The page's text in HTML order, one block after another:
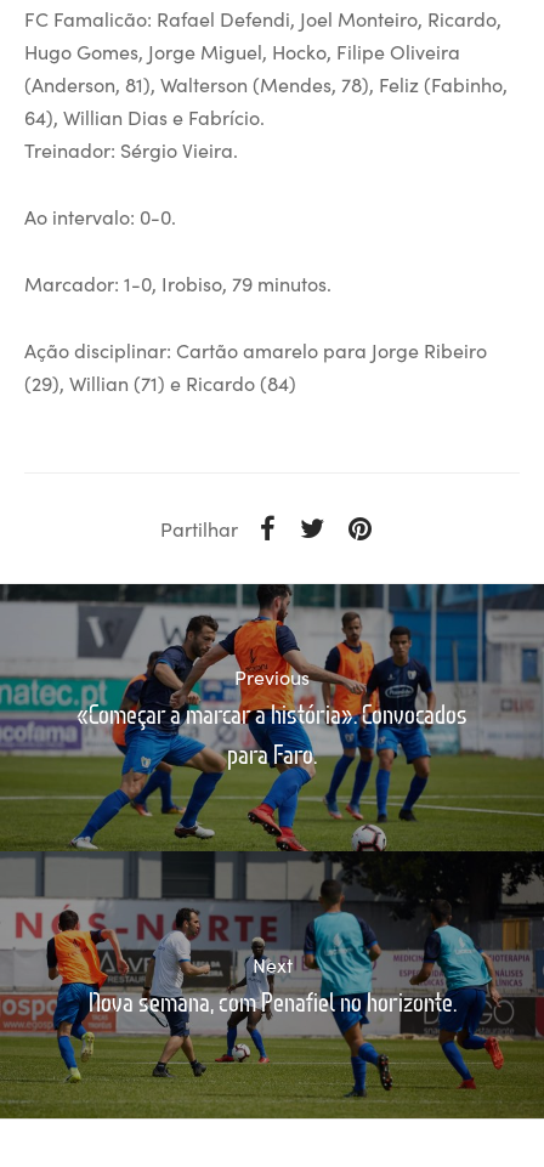
FC Famalicão: Rafael Defendi, Joel Monteiro, Ricardo,
Hugo Gomes, Jorge Miguel, Hocko, Filipe Oliveira
(Anderson, 81), Walterson (Mendes, 78), Feliz (Fabinho,
64), Willian Dias e Fabrício.
Treinador: Sérgio Vieira.
Ao intervalo: 0-0.
Marcador: 1-0, Irobiso, 79 minutos.
Ação disciplinar: Cartão amarelo para Jorge Ribeiro
(29), Willian (71) e Ricardo (84)
Partilhar
Previous
«Começar a marcar a história». Convocados
para Faro.
Next
Nova semana, com Penafiel no horizonte.